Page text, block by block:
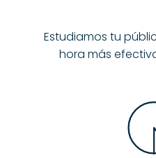
Estudiamos tu
hora más